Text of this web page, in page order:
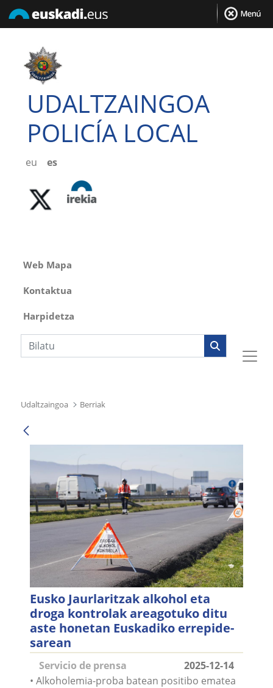
UDALTZAINGOA
POLICÍA LOCAL
eu es
Web Mapa
Kontaktua
Harpidetza
Bilaketa
Udaltzaingoa Berriak
Eusko Jaurlaritzak alkohol eta
droga kontrolak areagotuko ditu
aste honetan Euskadiko errepide-
sarean
Servicio de prensa
2025-12-14
• Alkoholemia-proba batean positibo ematea